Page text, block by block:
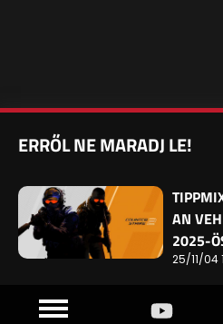
ERRŐL NE MARADJ LE!
AN
2025-
25/11/04